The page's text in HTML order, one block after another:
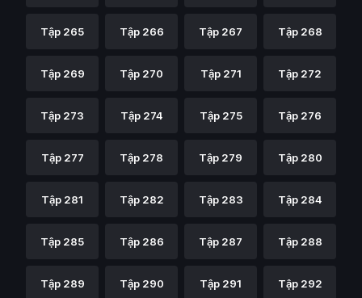
Tập 265 Tập 266 Tập 267 Tập 268
Tập 269 Tập 270 Tập 271 Tập 272
Tập 273 Tập 274 Tập 275 Tập 276
Tập 277 Tập 278 Tập 279 Tập 280
Tập 281 Tập 282 Tập 283 Tập 284
Tập 285 Tập 286 Tập 287 Tập 288
Tập 289 Tập 290 Tập 291 Tập 292